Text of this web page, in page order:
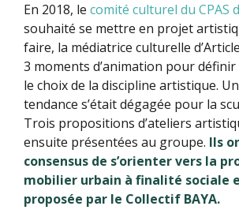
En 2018, le comité culturel du CPAS
souhaité se mettre en projet
faire, la médiatrice culturelle
3 moments d’animation pour
le choix de la discipline artistique.
tendance s’était dégagée pour la
Trois propositions d’ateliers
ensuite présentées au groupe. Ils
consensus de s’orienter vers la
mobilier urbain à finalité sociale
proposée par le Collectif BAYA.